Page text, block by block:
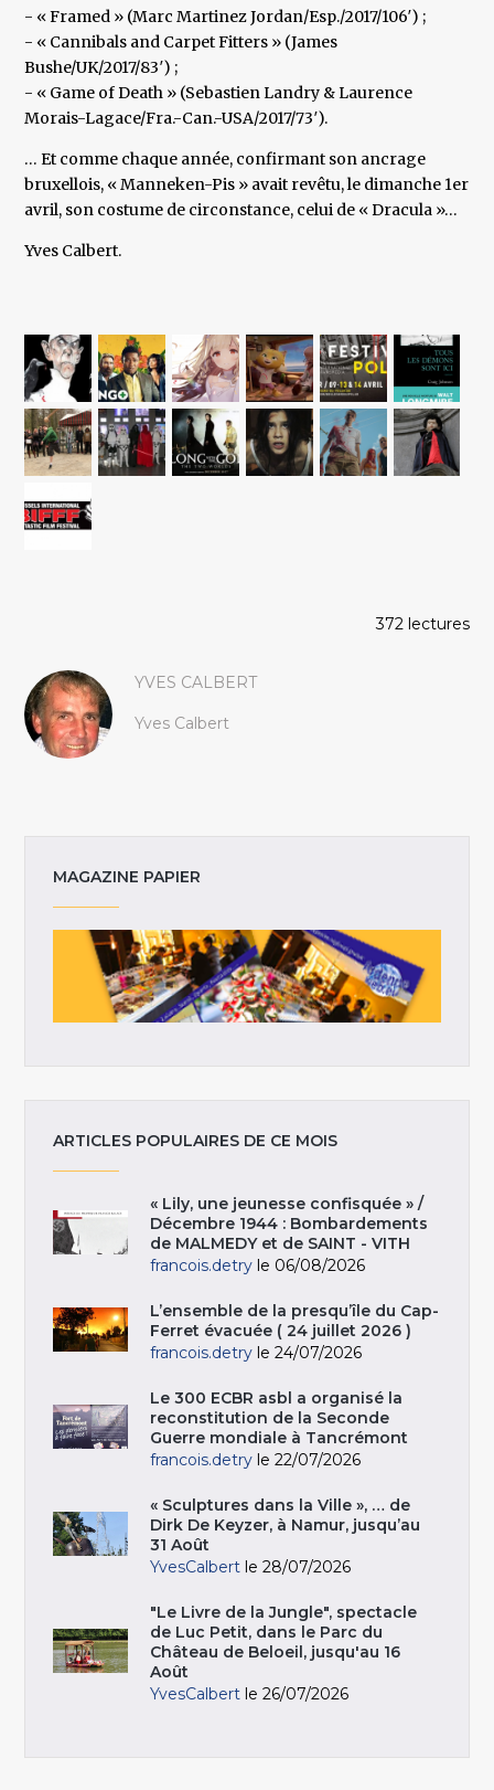
- « Framed » (Marc Martinez Jordan/Esp./2017/106′) ;
- « Cannibals and Carpet Fitters » (James
Bushe/UK/2017/83′) ;
- « Game of Death » (Sebastien Landry & Laurence
Morais-Lagace/Fra.-Can.-USA/2017/73′).
… Et comme chaque année, confirmant son ancrage
bruxellois, « Manneken-Pis » avait revêtu, le dimanche 1er
avril, son costume de circonstance, celui de « Dracula »…
Yves Calbert.
372 lectures
YVES CALBERT
Yves Calbert
MAGAZINE PAPIER
ARTICLES POPULAIRES DE CE MOIS
« Lily, une jeunesse confisquée » /
Décembre 1944 : Bombardements
de MALMEDY et de SAINT - VITH
francois.detry le 06/08/2026
L’ensemble de la presqu’île du Cap-
Ferret évacuée ( 24 juillet 2026 )
francois.detry le 24/07/2026
Le 300 ECBR asbl a organisé la
reconstitution de la Seconde
Guerre mondiale à Tancrémont
francois.detry le 22/07/2026
« Sculptures dans la Ville », … de
Dirk De Keyzer, à Namur, jusqu’au
31 Août
YvesCalbert le 28/07/2026
"Le Livre de la Jungle", spectacle
de Luc Petit, dans le Parc du
Château de Beloeil, jusqu'au 16
Août
YvesCalbert le 26/07/2026